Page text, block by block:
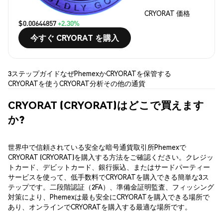
CRYORAT 価格
$0.00644857+2.30%
今すぐ CRYORAT を購入
3ステップガイドなぜPhemexかCRYORATを保管する
CRYORATを使うCRYORAT分析その他の通貨
CRYORAT (CRYORAT)はどこで買えます
か?
世界中で信頼されている安全な暗号通貨取引所Phemexで
CRYORAT (CRYORAT)を購入する方法をご確認ください。クレジッ
トカード、デビットカード、銀行振込、またはサードパーティー
サービスを使って、低手数料でCRYORATを購入できる簡単な3ス
テップです。二段階認証（2FA）、準備金証明監査、フィッシング
対策により、Phemexは最も安全にCRYORATを購入できる場所で
あり、オンラインでCRYORATを購入する最適な場所です。